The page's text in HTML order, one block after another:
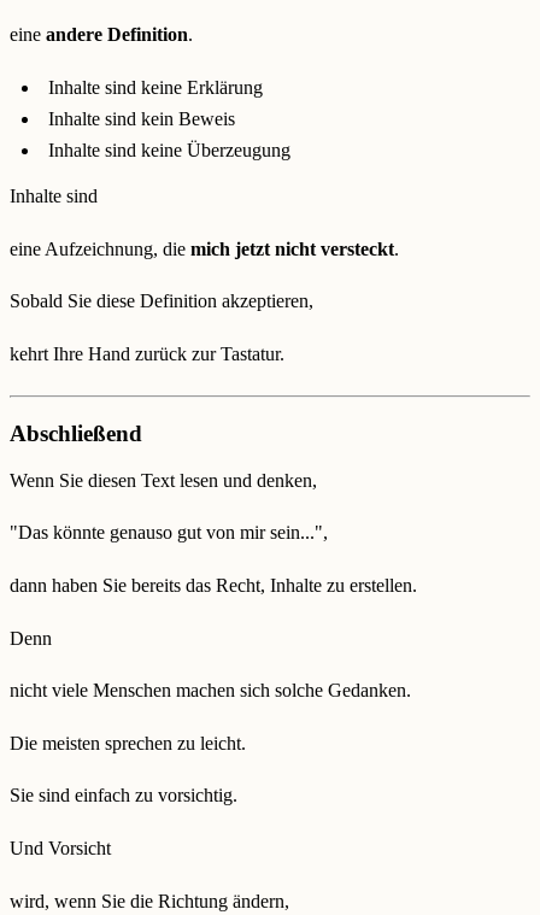
eine andere Definition.
Inhalte sind keine Erklärung
Inhalte sind kein Beweis
Inhalte sind keine Überzeugung
Inhalte sind
eine Aufzeichnung, die mich jetzt nicht versteckt.
Sobald Sie diese Definition akzeptieren,
kehrt Ihre Hand zurück zur Tastatur.
Abschließend
Wenn Sie diesen Text lesen und denken,
"Das könnte genauso gut von mir sein...",
dann haben Sie bereits das Recht, Inhalte zu erstellen.
Denn
nicht viele Menschen machen sich solche Gedanken.
Die meisten sprechen zu leicht.
Sie sind einfach zu vorsichtig.
Und Vorsicht
wird, wenn Sie die Richtung ändern,